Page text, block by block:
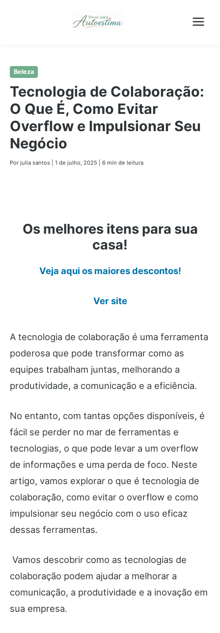
Pular
conteúdo
principal
Beleza
Tecnologia de Colaboração:
O Que É, Como Evitar
Overflow e Impulsionar Seu
Negócio
Por julia santos 1 de julho, 2025 6 min de leitura
Os melhores itens para sua
casa!
Veja aqui os maiores descontos!
Ver site
A tecnologia de colaboração é uma ferramenta
poderosa que pode transformar como as
equipes trabalham juntas, melhorando a
produtividade, a comunicação e a eficiência.
No entanto, com tantas opções disponíveis, é
fácil se perder no mar de ferramentas e
tecnologias, o que pode levar a um overflow
de informações e uma perda de foco. Neste
artigo, vamos explorar o que é tecnologia de
colaboração, como evitar o overflow e como
impulsionar seu negócio com o uso eficaz
dessas ferramentas.
Vamos descobrir como as tecnologias de
colaboração podem ajudar a melhorar a
comunicação, a produtividade e a inovação em
sua empresa.